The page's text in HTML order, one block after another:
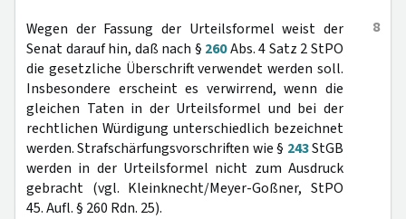
8
Wegen der Fassung der Urteilsformel weist der
Senat darauf hin, daß nach § 260Abs. 4 Satz 2 StPO
die gesetzliche Überschrift verwendet werden soll.
Insbesondere erscheint es verwirrend, wenn die
gleichen Taten in der Urteilsformel und bei der
rechtlichen Würdigung unterschiedlich bezeichnet
werden. Strafschärfungsvorschriften wie § 243StGB
werden in der Urteilsformel nicht zum Ausdruck
gebracht (vgl. Kleinknecht/Meyer-Goßner, StPO
45. Aufl. § 260 Rdn. 25).